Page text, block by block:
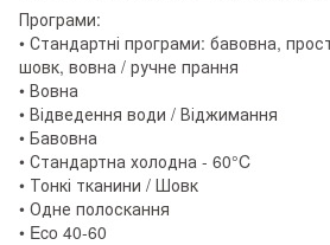
Програми:
• Стандартні програми: бавовна,
шовк, вовна / ручне прання
• Вовна
• Відведення води / Віджимання
• Бавовна
• Стандартна холодна - 60°C
• Тонкі тканини / Шовк
• Одне полоскання
• Eco 40-60